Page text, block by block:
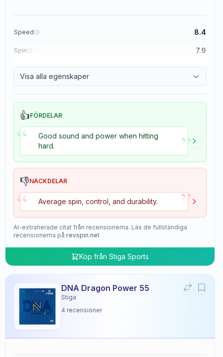
Speed 8.4
Spin 7.9
Visa alla egenskaper
👍FÖRDELAR
“
Good sound and power when hitting
hard.
”
👎NACKDELAR
“ Average spin, control, and durability. ”
AI-extraherade citat från recensionerna. Läs de fullständiga
recensionerna på revspin.net
Köp från Stiga Sports
DNA Dragon Power 55
Stiga
4 recensioner